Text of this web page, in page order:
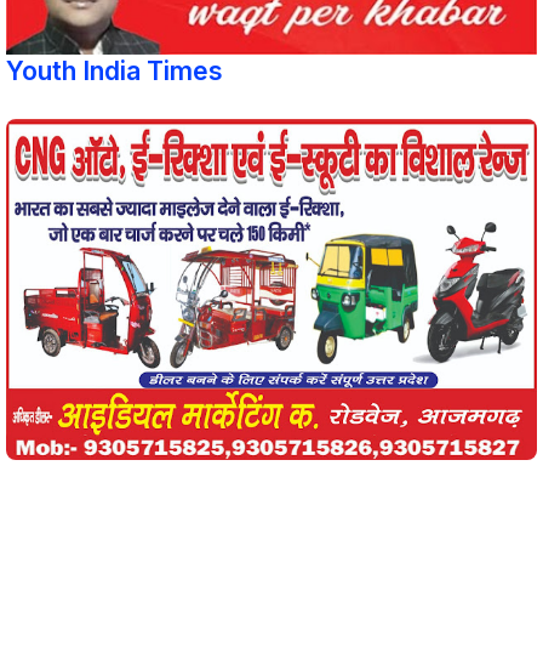
Youth India Times